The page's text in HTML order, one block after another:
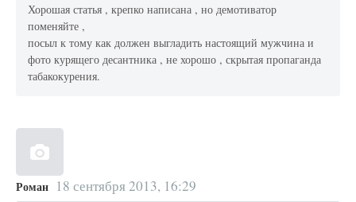
Хорошая статья , крепко написана , но демотиватор
поменяйте ,
посыл к тому как должен выгладить настоящий мужчина и
фото курящего десантника , не хорошо , скрытая пропаганда
табакокурения.
Роман 18 сентября 2013, 16:29